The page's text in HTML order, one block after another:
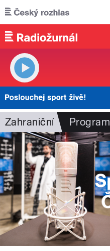
Přejít k hlavnímu obsahu
Zahraniční Program